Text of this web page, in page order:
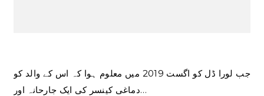
جب لورا ڈل کو اگست 2019 میں معلوم ہوا کہ اس کے والد کو
دماغی کینسر کی ایک جارحانہ اور…